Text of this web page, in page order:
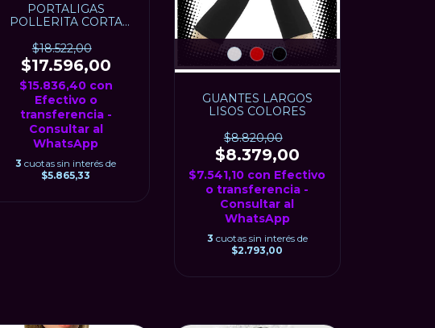
PORTALIGAS
POLLERITA CORTA
$18.522,00
$17.596,00
$15.836,40 con
Efectivo o
transferencia -
Consultar al
WhatsApp
3 cuotas sin interés de
$5.865,33
GUANTES LARGOS
LISOS COLORES
$8.820,00
$8.379,00
$7.541,10 con Efectivo
o transferencia -
Consultar al
WhatsApp
3 cuotas sin interés de
$2.793,00